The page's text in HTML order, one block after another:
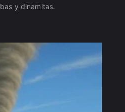
y dinamitas.